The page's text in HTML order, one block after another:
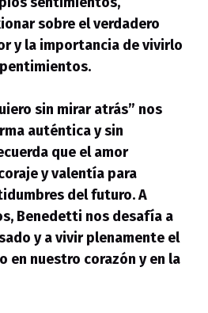
sobre el verdadero
y la importancia de vivirlo
sin mirar atrás” nos
auténtica y sin
que el amor
y valentía para
del futuro. A
Benedetti nos desafía a
y a vivir plenamente el
en nuestro corazón y en la